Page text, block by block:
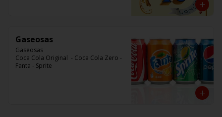
Gaseosas
Gaseosas
Coca Cola Original  - Coca Cola Zero -
Fanta - Sprite